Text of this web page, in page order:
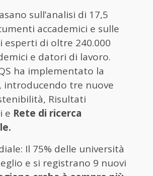
sull’analisi di 17,5
accademici e sulle
esperti di oltre 240.000
e datori di lavoro.
ha implementato la
introducendo tre nuove
Risultati
e Rete di ricerca
Il 75% delle università
e si registrano 9 nuovi